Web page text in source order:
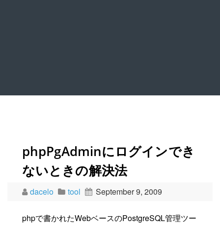
phpPgAdminにログインでき
ないときの解決法
dacelo tool September 9, 2009
phpで書かれたWebベースのPostgreSQL管理ツー